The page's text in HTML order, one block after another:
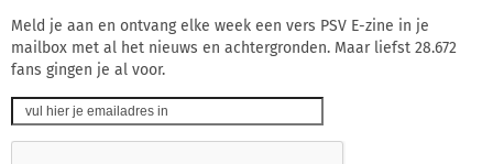
Meld je aan en ontvang elke week een vers PSV E-zine in je
mailbox met al het nieuws en achtergronden. Maar liefst 28.672
fans gingen je al voor.